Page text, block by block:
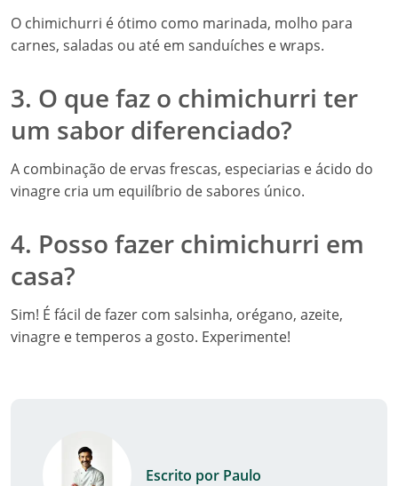
O chimichurri é ótimo como marinada, molho para
carnes, saladas ou até em sanduíches e wraps.
3. O que faz o chimichurri ter
um sabor diferenciado?
A combinação de ervas frescas, especiarias e ácido do
vinagre cria um equilíbrio de sabores único.
4. Posso fazer chimichurri em
casa?
Sim! É fácil de fazer com salsinha, orégano, azeite,
vinagre e temperos a gosto. Experimente!
Escrito por Paulo